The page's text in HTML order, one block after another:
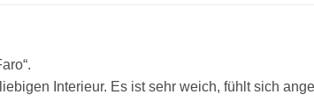
Interieur. Es ist sehr weich, fühlt sich